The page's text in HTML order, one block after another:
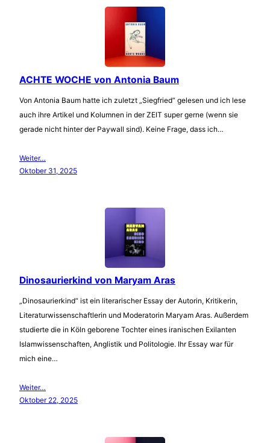
ACHTE WOCHE von Antonia Baum
Von Antonia Baum hatte ich zuletzt „Siegfried“ gelesen und ich lese
auch ihre Artikel und Kolumnen in der ZEIT super gerne (wenn sie
gerade nicht hinter der Paywall sind). Keine Frage, dass ich…
Weiter…
Oktober 31, 2025
Dinosaurierkind von Maryam Aras
„Dinosaurierkind“ ist ein literarischer Essay der Autorin, Kritikerin,
Literaturwissenschaftlerin und Moderatorin Maryam Aras. Außerdem
studierte die in Köln geborene Tochter eines iranischen Exilanten
Islamwissenschaften, Anglistik und Politologie. Ihr Essay war für
mich eine…
Weiter…
Oktober 22, 2025